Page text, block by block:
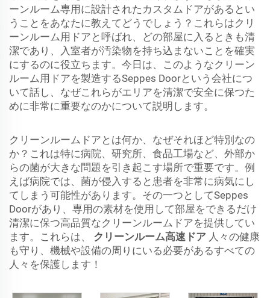
ーンルーム専用に設計されたカスタムドアがあるとい
うことをあなたに教えてどうでしょう？これらはクリ
ーンルーム用ドアと呼ばれ、どの部屋に入るときも清
潔であり、入室者が汚染物を持ち込まないことを確実
にするのに役立ちます。今日は、このようなクリーン
ルーム用ドアを製造するSeppes Doorという会社につ
いて話し、なぜこれらがエリアを清潔で安全に保つた
めに非常に重要なのかについて説明します。
クリーンルームドアとは何か、なぜそれほど特別なの
か？これは特に病院、研究所、食品工場など、外部か
らの菌が大きな問題を引き起こす場所で重要です。例
えば病院では、菌が侵入すると患者を非常に病気にし
てしまう可能性があります。その一つとしてSeppes
Doorがあり、専用の素材を使用して部屋をできるだけ
清潔に保つ高品質なクリーンルームドアを提供してい
ます。これらは、 クリーンルーム高速ドア 人々の健康
も守り、機械や設備の周りにいる必要があるすべての
人々を保護します！